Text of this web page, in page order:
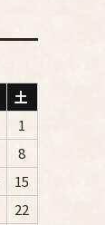
土
1
8
15
22